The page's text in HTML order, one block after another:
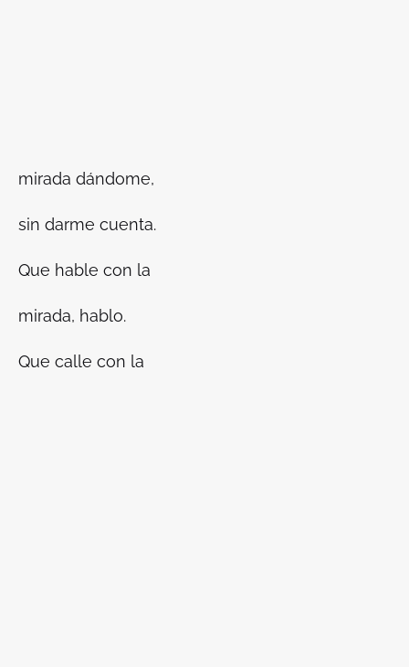
mirada dándome,
sin darme cuenta.
Que hable con la
mirada, hablo.
Que calle con la